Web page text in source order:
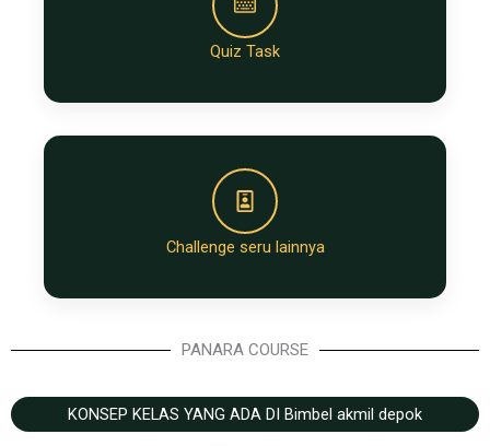
Quiz Task
Challenge seru lainnya
PANARA COURSE
KONSEP KELAS YANG ADA DI Bimbel akmil depok